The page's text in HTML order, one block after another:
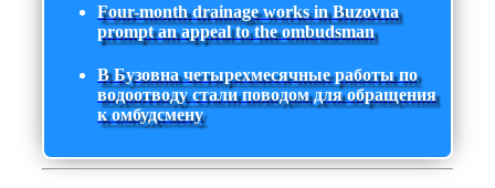
Four-month drainage works in Buzovna
prompt an appeal to the ombudsman
В Бузовна четырехмесячные работы по
водоотводу стали поводом для обращения
к омбудсмену